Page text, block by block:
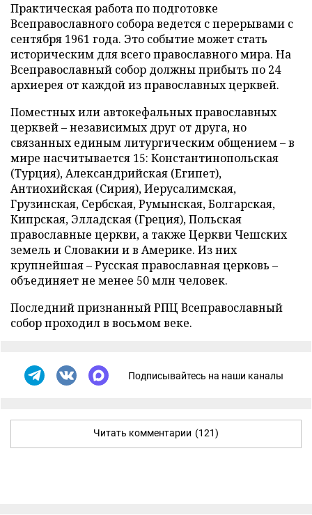
Практическая работа по подготовке
Всеправославного собора ведется с перерывами с
сентября 1961 года. Это событие может стать
историческим для всего православного мира. На
Всеправославный собор должны прибыть по 24
архиерея от каждой из православных церквей.
Поместных или автокефальных православных
церквей – независимых друг от друга, но
связанных единым литургическим общением – в
мире насчитывается 15: Константинопольская
(Турция), Александрийская (Египет),
Антиохийская (Сирия), Иерусалимская,
Грузинская, Сербская, Румынская, Болгарская,
Кипрская, Элладская (Греция), Польская
православные церкви, а также Церкви Чешских
земель и Словакии и в Америке. Из них
крупнейшая – Русская православная церковь –
объединяет не менее 50 млн человек.
Последний признанный РПЦ Всеправославный
собор проходил в восьмом веке.
Подписывайтесь на наши каналы
Читать комментарии (121)